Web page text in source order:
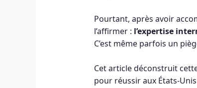
Pourtant, après avoir
l’affirmer : l’expertise
C’est même parfois un
Cet article déconstruit
pour réussir aux États-